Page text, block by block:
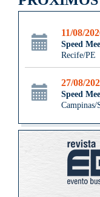
11/08/
Speed
Recife/PE
27/08/
Speed
Campinas/